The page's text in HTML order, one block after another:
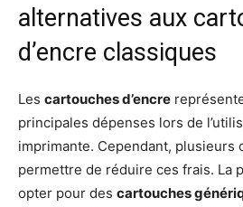
alternatives aux
d’encre classiques
Les cartouches d’encre
principales dépenses lors de
imprimante. Cependant, plusieurs
permettre de réduire ces frais. La
opter pour des cartouches